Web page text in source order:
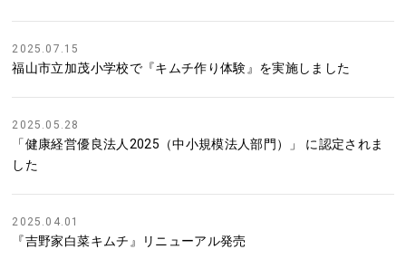
2025.07.15
福山市立加茂小学校で『キムチ作り体験』を実施しました
2025.05.28
「健康経営優良法人2025（中小規模法人部門）」 に認定されま
した
2025.04.01
『吉野家白菜キムチ』リニューアル発売